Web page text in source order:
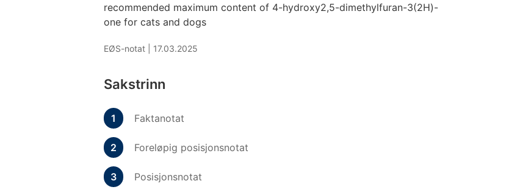
recommended maximum content of 4-hydroxy2,5-dimethylfuran-3(2H)-
one for cats and dogs
EØS-notat | 17.03.2025
Sakstrinn
Faktanotat
Foreløpig posisjonsnotat
Posisjonsnotat